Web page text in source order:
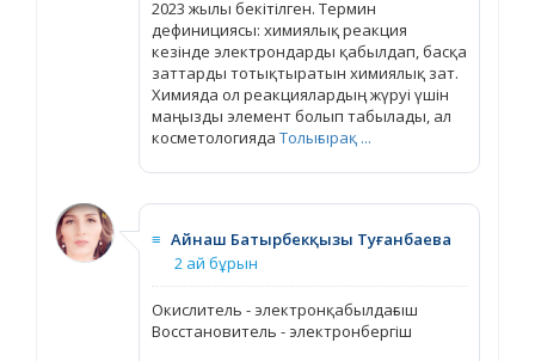
2023 жылы бекітілген. Термин
дефинициясы: химиялық реакция
кезінде электрондарды қабылдап, басқа
заттарды тотықтыратын химиялық зат.
Химияда ол реакциялардың жүруі үшін
маңызды элемент болып табылады, ал
косметологияда Толығырақ ...
≡ Айнаш Батырбекқызы Туғанбаева
2 ай бұрын
Окислитель - электронқабылдағыш
Восстановитель - электронбергіш